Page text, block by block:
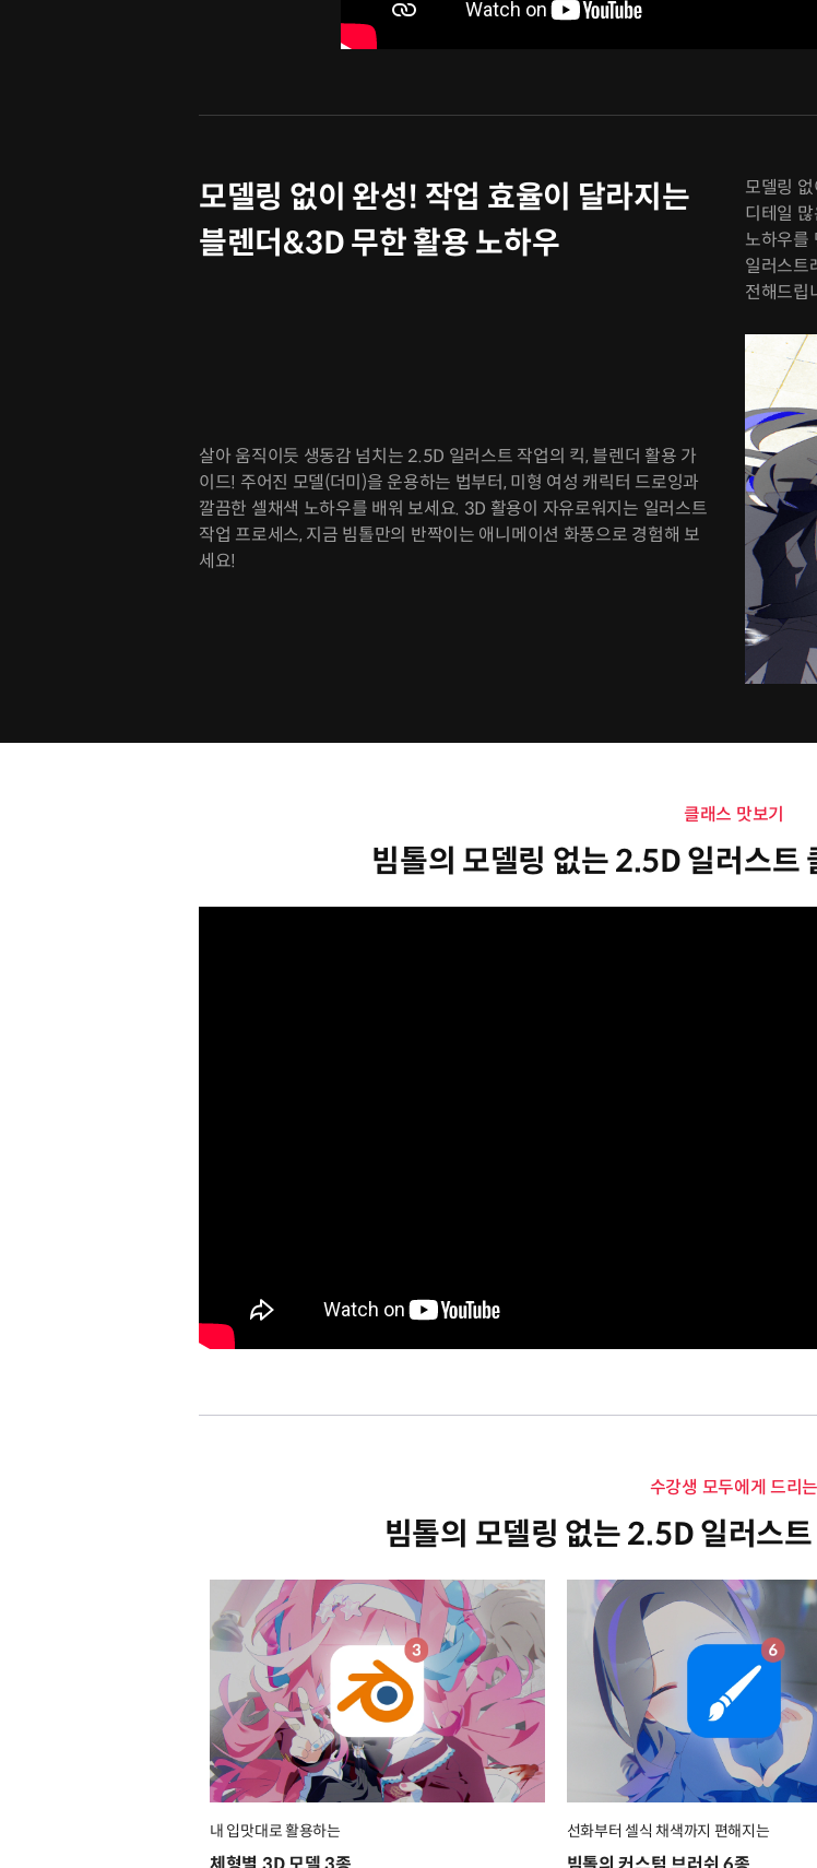
모델링 없이 완성! 작업 효율이 달라지는
블렌더&3D 무한 활용 노하우
모델링
디테일
노하우를
일러스트
전해드립
살아 움직이듯 생동감 넘치는 2.5D 일러스트 작업의 킥, 블렌더 활용 가
이드! 주어진 모델(더미)을 운용하는 법부터, 미형 여성 캐릭터 드로잉과
깔끔한 셀채색 노하우를 배워 보세요. 3D 활용이 자유로워지는 일러스트
작업 프로세스, 지금 빔톨만의 반짝이는 애니메이션 화풍으로 경험해 보
세요!
클래스 맛보기
빔톨의 모델링 없는 2.5D 일러스트
수강생 모두에게 드리는
빔톨의 모델링 없는 2.5D 일러스
내 입맛대로 활용하는 선화부터 셀식 채색까지 편해지는